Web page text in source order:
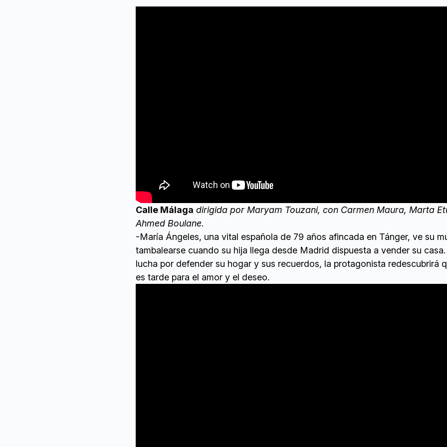
Calle Málaga dirigida por Maryam Touzani, con Carmen Maura, Marta
Ahmed Boulane.
-María Ángeles, una vital española de 79 años afincada en Tánger, ve su
tambalearse cuando su hija llega desde Madrid dispuesta a vender su casa.
lucha por defender su hogar y sus recuerdos, la protagonista redescubrirá
es tarde para el amor y el deseo.